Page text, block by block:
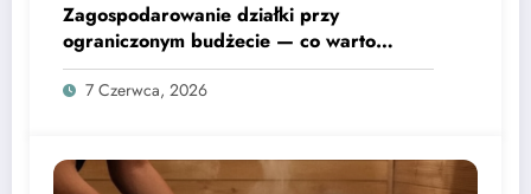
Zagospodarowanie działki przy
ograniczonym budżecie — co warto
wiedzieć
7 Czerwca, 2026